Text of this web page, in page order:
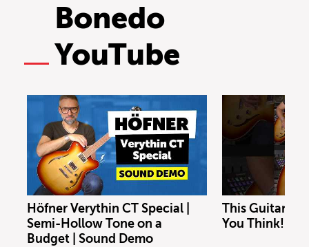
Bonedo
YouTube
Höfner Verythin CT Special |
Semi-Hollow Tone on a
Budget | Sound Demo
This Guitar
You Think!